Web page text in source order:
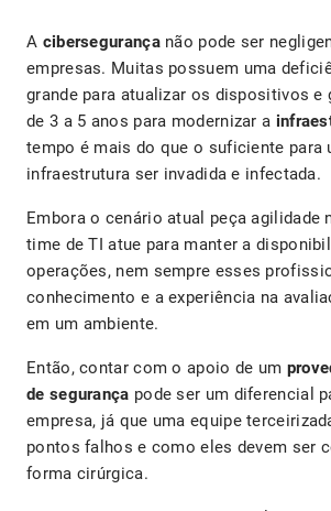
A cibersegurança não pode ser
empresas. Muitas possuem uma
grande para atualizar os dispositivos e
de 3 a 5 anos para modernizar a
tempo é mais do que o suficiente para
infraestrutura ser invadida e infectada.
Embora o cenário atual peça agilidade
time de TI atue para manter a
operações, nem sempre esses
conhecimento e a experiência na
em um ambiente.
Então, contar com o apoio de um
de segurança pode ser um diferencial
empresa, já que uma equipe
pontos falhos e como eles devem ser
forma cirúrgica.